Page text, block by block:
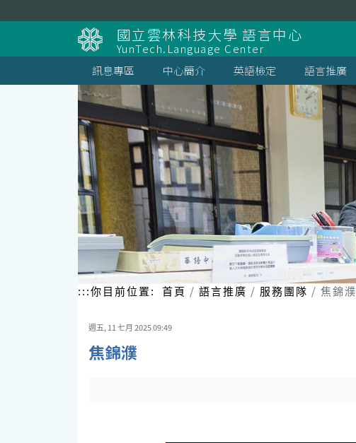
到
國立雲林科技大學 語言中心
YunTech.Language Center
訊息專區
中心簡介 英語檢定 語言推廣
:::你目前位置: 首頁 語言推廣 服務團隊 焦錦濮
週五, 11 七月 2025 09:49
焦錦濮